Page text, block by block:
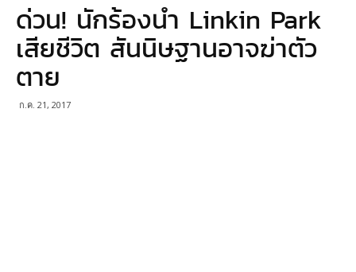
มายา
ด่วน! นักร้องนำ Linkin Park
เสียชีวิต สันนิษฐานอาจฆ่าตัว
ตาย
ก.ค. 21, 2017